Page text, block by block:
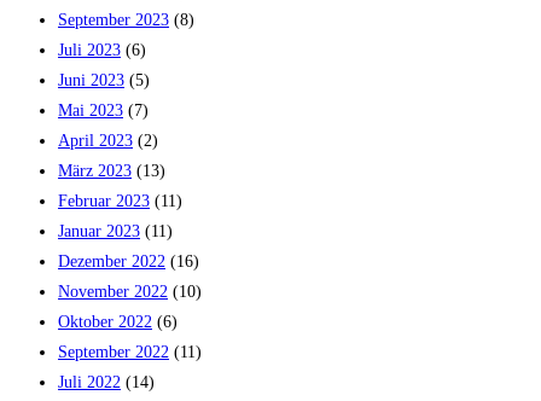
September 2023 (8)
Juli 2023 (6)
Juni 2023 (5)
Mai 2023 (7)
April 2023 (2)
März 2023 (13)
Februar 2023 (11)
Januar 2023 (11)
Dezember 2022 (16)
November 2022 (10)
Oktober 2022 (6)
September 2022 (11)
Juli 2022 (14)